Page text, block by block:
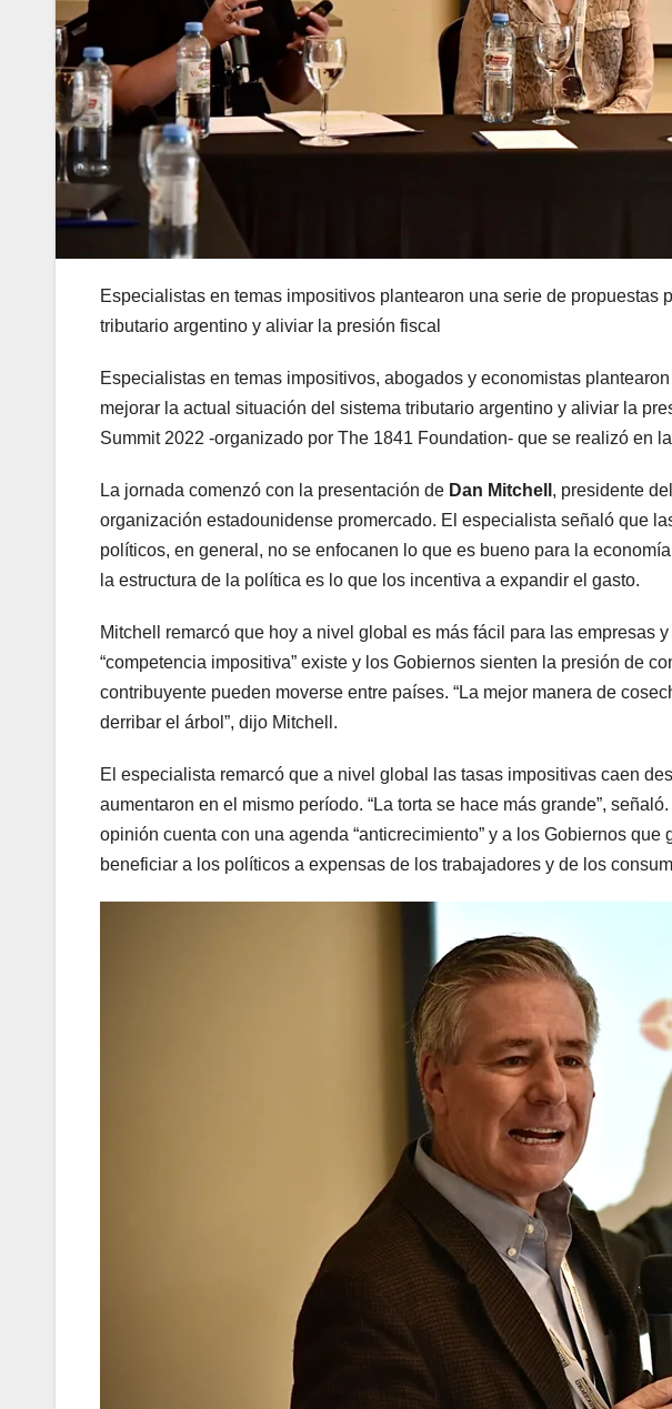
Especialistas en temas impositivos plantearon una serie de propuestas
tributario argentino y aliviar la presión fiscal
Especialistas en temas impositivos, abogados y economistas
mejorar la actual situación del sistema tributario argentino y aliviar la
Summit 2022 -organizado por The 1841 Foundation- que se realizó en
La jornada comenzó con la presentación de Dan Mitchell , presidente
organización estadounidense promercado. El especialista señaló que
políticos, en general, no se enfocanen lo que es bueno para la
la estructura de la política es lo que los incentiva a expandir el gasto.
Mitchell remarcó que hoy a nivel global es más fácil para las empresas
“competencia impositiva” existe y los Gobiernos sienten la presión de
contribuyente pueden moverse entre países. “La mejor manera de
derribar el árbol”, dijo Mitchell.
El especialista remarcó que a nivel global las tasas impositivas caen
aumentaron en el mismo período. “La torta se hace más grande”,
opinión cuenta con una agenda “anticrecimiento” y a los Gobiernos que
beneficiar a los políticos a expensas de los trabajadores y de los